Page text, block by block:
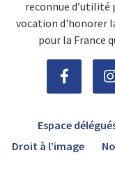
reconnue d’utilité
vocation d'honorer
pour la France
Espace
Droit à l’image